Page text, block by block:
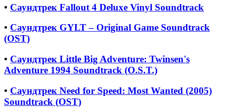
• Саундтрек Fallout 4 Deluxe Vinyl Soundtrack
• Саундтрек GYLT – Original Game Soundtrack
(OST)
• Саундтрек Little Big Adventure: Twinsen's
Adventure 1994 Soundtrack (O.S.T.)
• Саундтрек Need for Speed: Most Wanted (2005)
Soundtrack (OST)